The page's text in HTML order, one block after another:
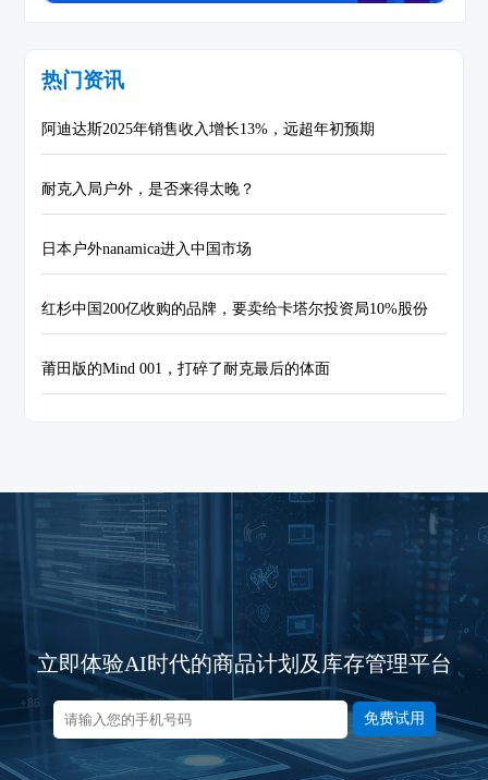
热门资讯
阿迪达斯2025年销售收入增长13%，远超年初预期
耐克入局户外，是否来得太晚？
日本户外nanamica进入中国市场
红杉中国200亿收购的品牌，要卖给卡塔尔投资局10%股份
莆田版的Mind 001，打碎了耐克最后的体面
立即体验AI时代的商品计划及库存管理平台
免费试用